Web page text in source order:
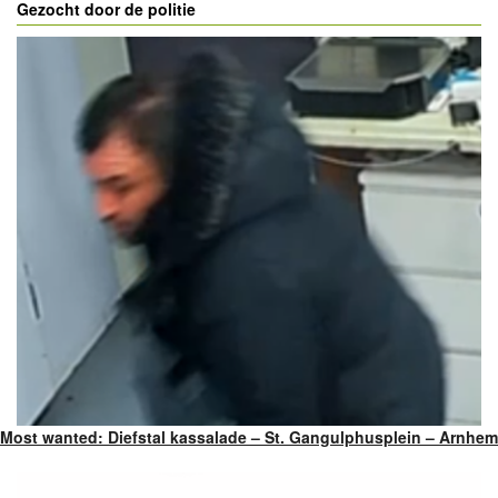
Gezocht door de politie
Most wanted: Diefstal kassalade – St. Gangulphusplein – Arnhem